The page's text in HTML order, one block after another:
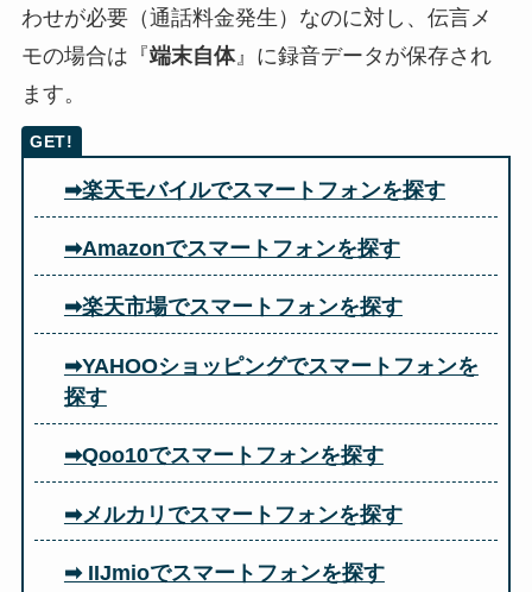
わせが必要（通話料金発生）なのに対し、伝言メ
モの場合は『端末自体』に録音データが保存され
ます。
➡楽天モバイルでスマートフォンを探す
➡Amazonでスマートフォンを探す
➡楽天市場でスマートフォンを探す
➡YAHOOショッピングでスマートフォンを
探す
➡Qoo10でスマートフォンを探す
➡メルカリでスマートフォンを探す
➡ IIJmioでスマートフォンを探す